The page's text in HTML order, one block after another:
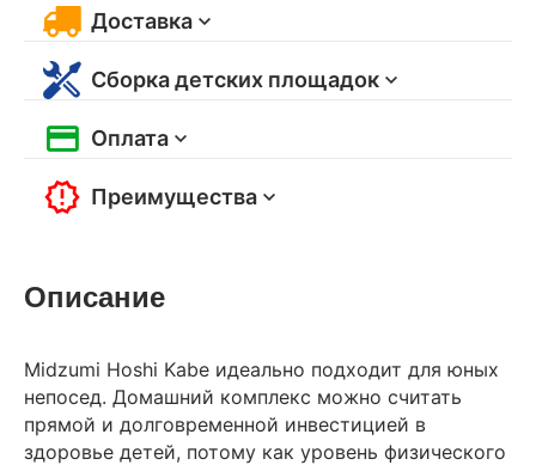
Доставка
Сборка детских площадок
Оплата
Преимущества
Описание
Midzumi Hoshi Kabe идеально подходит для юных
непосед. Домашний комплекс можно считать
прямой и долговременной инвестицией в
здоровье детей, потому как уровень физического